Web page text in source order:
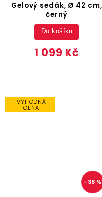
Gelový sedák, Ø 42 cm,
černý
1 099 Kč
Do košíku
VÝHODNÁ
CENA
–38 %